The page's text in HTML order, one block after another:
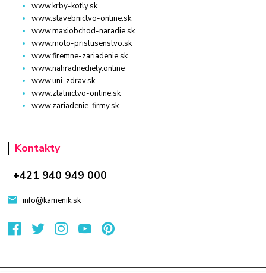
www.krby-kotly.sk
www.stavebnictvo-online.sk
www.maxiobchod-naradie.sk
www.moto-prislusenstvo.sk
www.firemne-zariadenie.sk
www.nahradnediely.online
www.uni-zdrav.sk
www.zlatnictvo-online.sk
www.zariadenie-firmy.sk
Kontakty
+421 940 949 000
info@kamenik.sk